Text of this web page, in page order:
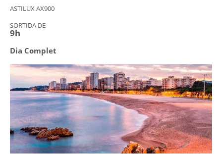
ASTILUX AX900
SORTIDA DE
9h
Dia Complet